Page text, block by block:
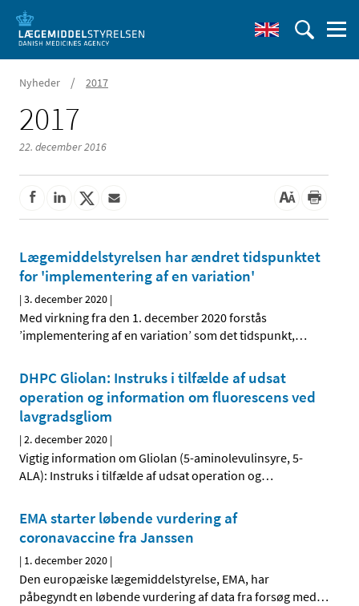
Nyheder / 2017
2017
22. december 2016
Lægemiddelstyrelsen har ændret tidspunktet
for 'implementering af en variation'
|3. december 2020 |
Med virkning fra den 1. december 2020 forstås
’implementering af en variation’ som det tidspunkt,…
DHPC Gliolan: Instruks i tilfælde af udsat
operation og information om fluorescens ved
lavgradsgliom
|2. december 2020 |
Vigtig information om Gliolan (5-aminolevulinsyre, 5-
ALA): Instruks i tilfælde af udsat operation og…
EMA starter løbende vurdering af
coronavaccine fra Janssen
| 1. december 2020 |
Den europæiske lægemiddelstyrelse, EMA, har
påbegyndt en løbende vurdering af data fra forsøg med…